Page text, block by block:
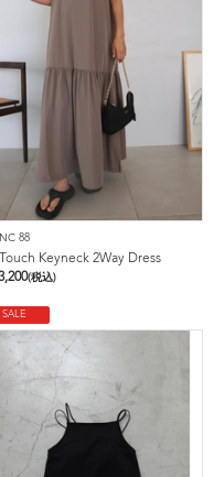
88
Keyneck 2Way Dress
(税込)
SALE